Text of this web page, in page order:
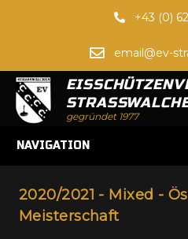
+43 (0)
email@ev-
gegründet 1977
NAVIGATION
2020/2021 - Mixed -
Meisterschaft